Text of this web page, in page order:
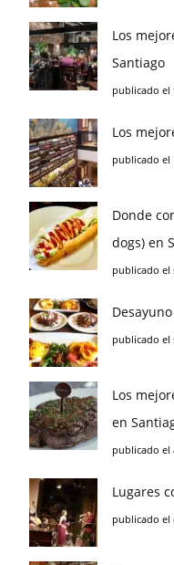
Los
Santiago
publicado el
Los
publicado el
Donde
dogs) en
publicado el
publicado el
Los
en
publicado el
Lugares
publicado el